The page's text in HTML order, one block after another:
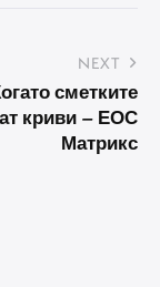
NEXT
сметките
криви – ЕОС
Матрикс